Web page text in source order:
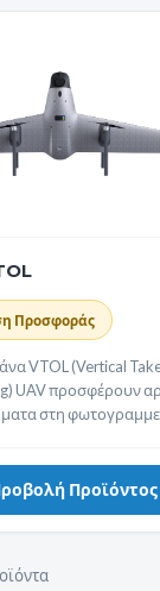
Προσφοράς
VTOL (Vertical
UAV προσφέρουν
στη
και ανίχνευση
Ορισμένα από
Ευελιξία στην
VTOL μπορούν να
Προϊόντος